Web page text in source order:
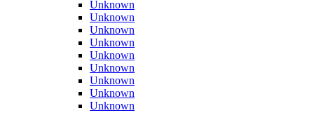
Unknown
Unknown
Unknown
Unknown
Unknown
Unknown
Unknown
Unknown
Unknown